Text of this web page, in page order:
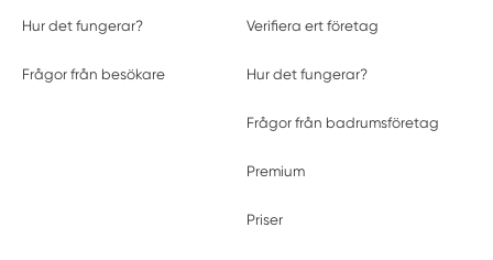
Hur det fungerar?
Frågor från besökare
Verifiera ert företag
Hur det fungerar?
Frågor från badrumsföretag
Premium
Priser